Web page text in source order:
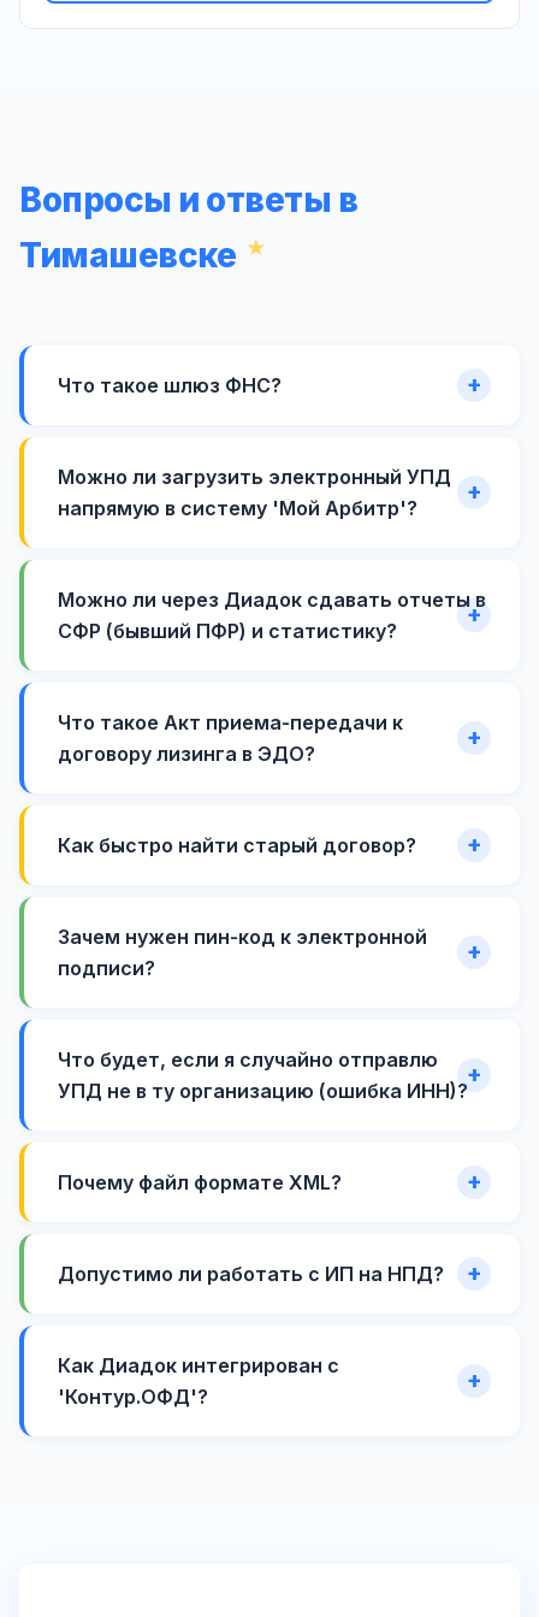
Вопросы и ответы в
Тимашевске
Что такое шлюз ФНС?
Можно ли загрузить электронный УПД
напрямую в систему 'Мой Арбитр'?
Можно ли через Диадок сдавать отчеты в
СФР (бывший ПФР) и статистику?
Что такое Акт приема-передачи к
договору лизинга в ЭДО?
Как быстро найти старый договор?
Зачем нужен пин-код к электронной
подписи?
Что будет, если я случайно отправлю
УПД не в ту организацию (ошибка ИНН)?
Почему файл формате XML?
Допустимо ли работать с ИП на НПД?
Как Диадок интегрирован с
'Контур.ОФД'?